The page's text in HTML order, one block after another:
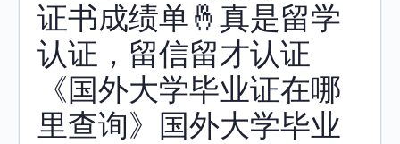
证书成绩单🤞真是留学
认证，留信留才认证
《国外大学毕业证在哪
里查询》国外大学毕业